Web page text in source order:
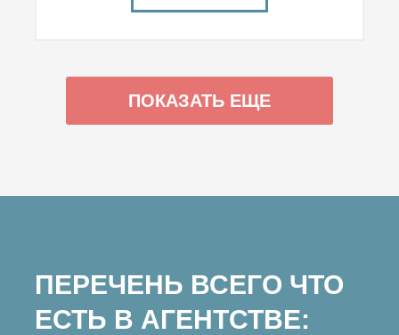
ПОКАЗАТЬ ЕЩЕ
ПЕРЕЧЕНЬ ВСЕГО ЧТО
ЕСТЬ В АГЕНТСТВЕ: